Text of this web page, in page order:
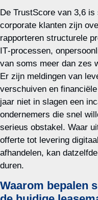
De TrustScore van 3,6
corporate klanten zijn
rapporteren structurele
IT‑processen,
van soms meer dan zes
Er zijn meldingen van
verschuiven en
jaar niet in slagen een
ondernemers die snel
serieus obstakel. Waar
offerte tot levering
afhandelen, kan
duren.
Waarom bepalen